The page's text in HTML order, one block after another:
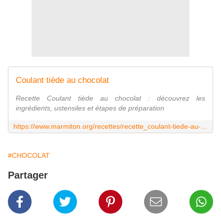
Coulant tiède au chocolat
Recette Coulant tiède au chocolat : découvrez les
ingrédients, ustensiles et étapes de préparation
#CHOCOLAT
Partager